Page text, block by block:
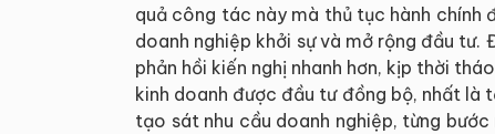
quả công tác này mà thủ tục hành chính
doanh nghiệp khởi sự và mở rộng đầu
phản hồi kiến nghị nhanh hơn, kịp thời
kinh doanh được đầu tư đồng bộ, nhất là
tạo sát nhu cầu doanh nghiệp, từng